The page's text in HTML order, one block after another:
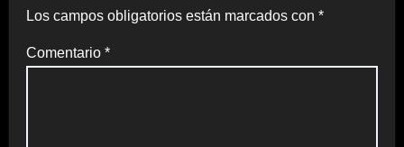
Los campos obligatorios están marcados con *
Comentario *